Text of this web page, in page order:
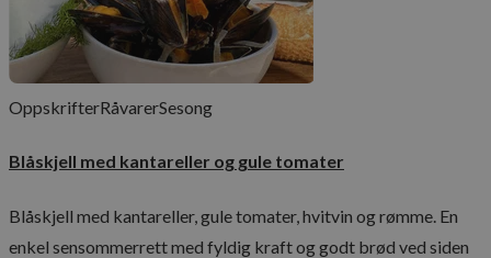
OppskrifterRåvarerSesong
Blåskjell med kantareller og gule tomater
Blåskjell med kantareller, gule tomater, hvitvin og rømme. En
enkel sensommerrett med fyldig kraft og godt brød ved siden